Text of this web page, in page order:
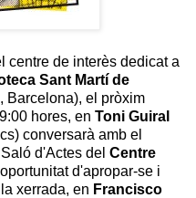
centre de interès dedicat a
Sant Martí de
Barcelona), el pròxim
hores, en Toni Guiral
conversarà amb el
d'Actes del Centre
d'apropar-se i
xerrada, en Francisco